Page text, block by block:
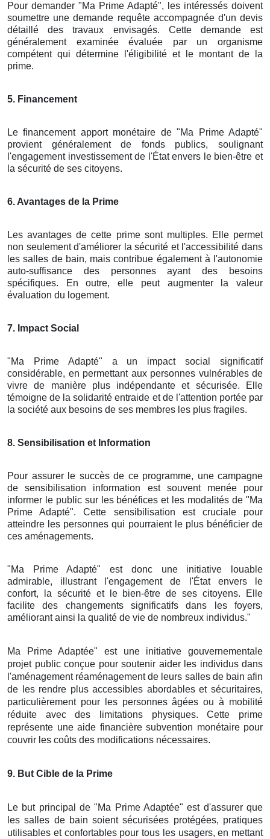
Pour demander "Ma Prime Adapté", les intéressés doivent
soumettre une demande requête accompagnée d'un devis
détaillé des travaux envisagés. Cette demande est
généralement examinée évaluée par un organisme
compétent qui détermine l'éligibilité et le montant de la
prime.
5. Financement
Le financement apport monétaire de "Ma Prime Adapté"
provient généralement de fonds publics, soulignant
l'engagement investissement de l'État envers le bien-être et
la sécurité de ses citoyens.
6. Avantages de la Prime
Les avantages de cette prime sont multiples. Elle permet
non seulement d'améliorer la sécurité et l'accessibilité dans
les salles de bain, mais contribue également à l'autonomie
auto-suffisance des personnes ayant des besoins
spécifiques. En outre, elle peut augmenter la valeur
évaluation du logement.
7. Impact Social
"Ma Prime Adapté" a un impact social significatif
considérable, en permettant aux personnes vulnérables de
vivre de manière plus indépendante et sécurisée. Elle
témoigne de la solidarité entraide et de l'attention portée par
la société aux besoins de ses membres les plus fragiles.
8. Sensibilisation et Information
Pour assurer le succès de ce programme, une campagne
de sensibilisation information est souvent menée pour
informer le public sur les bénéfices et les modalités de "Ma
Prime Adapté". Cette sensibilisation est cruciale pour
atteindre les personnes qui pourraient le plus bénéficier de
ces aménagements.
"Ma Prime Adapté" est donc une initiative louable
admirable, illustrant l'engagement de l'État envers le
confort, la sécurité et le bien-être de ses citoyens. Elle
facilite des changements significatifs dans les foyers,
améliorant ainsi la qualité de vie de nombreux individus."
Ma Prime Adaptée" est une initiative gouvernementale
projet public conçue pour soutenir aider les individus dans
l'aménagement réaménagement de leurs salles de bain afin
de les rendre plus accessibles abordables et sécuritaires,
particulièrement pour les personnes âgées ou à mobilité
réduite avec des limitations physiques. Cette prime
représente une aide financière subvention monétaire pour
couvrir les coûts des modifications nécessaires.
9. But Cible de la Prime
Le but principal de "Ma Prime Adaptée" est d'assurer que
les salles de bain soient sécurisées protégées, pratiques
utilisables et confortables pour tous les usagers, en mettant